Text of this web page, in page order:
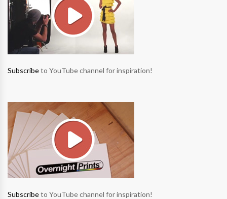
Subscribeto YouTube channel for inspiration!
Subscribeto YouTube channel for inspiration!